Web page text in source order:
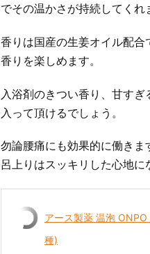
でその温かさが持続してくれ
香りは国産の生姜オイル配
香りを楽しめます。
入浴剤のきつい香り、甘す
入って頂けるでしょう。
勿論腰痛にも効果的に働き
呂上りはスッキリした心地に
アース製薬 温泡
種)